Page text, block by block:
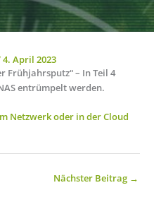
4. April 2023
Frühjahrsputz“ – In Teil 4
entrümpelt werden.
Netzwerk oder in der Cloud
Nächster Beitrag →